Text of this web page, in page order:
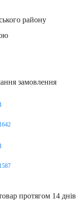
району
замовлення
протягом 14 днів